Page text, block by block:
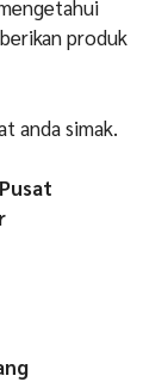
produk
anda simak.